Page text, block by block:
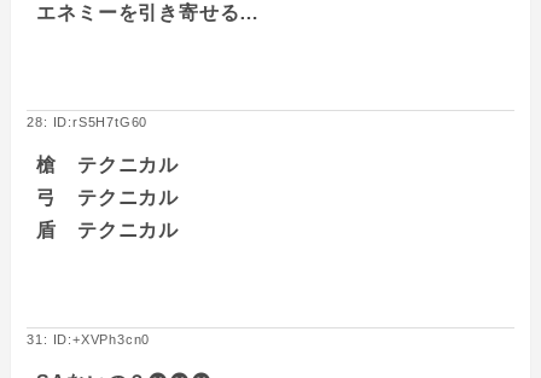
エネミーを引き寄せる…
28: ID:rS5H7tG60
槍 テクニカル
弓 テクニカル
盾 テクニカル
31: ID:+XVPh3cn0